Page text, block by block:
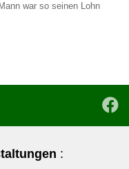
war so seinen Lohn
: